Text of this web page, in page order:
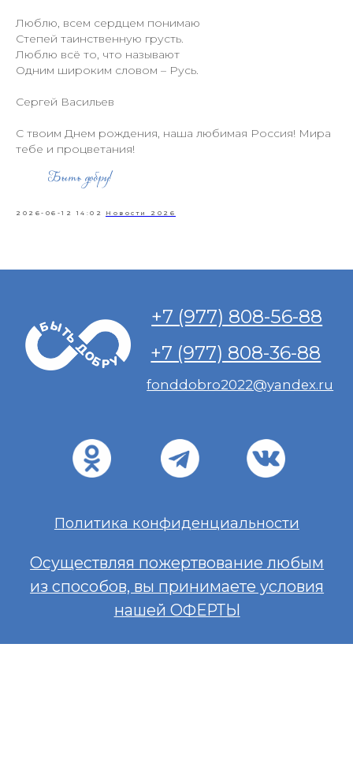
Люблю, всем сердцем понимаю
Степей таинственную грусть.
Люблю всё то, что называют
Одним широким словом – Русь.
Сергей Васильев
С твоим Днем рождения, наша любимая Россия! Мира
тебе и процветания!
2026-06-12 14:02 Новости 2026
Осуществляя пожертвование любым
из способов, вы принимаете условия
нашей ОФЕРТЫ